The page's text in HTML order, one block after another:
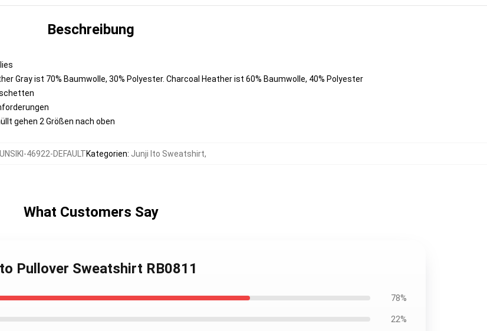
Beschreibung
Gray ist 70% Baumwolle, 30% Polyester. Charcoal Heather ist 60% Baumwolle, 40% Polyester
gehen 2 Größen nach oben
46922-DEFAULTKategorien: Junji Ito Sweatshirt,
What Customers Say
Pullover Sweatshirt RB0811
78%
22%